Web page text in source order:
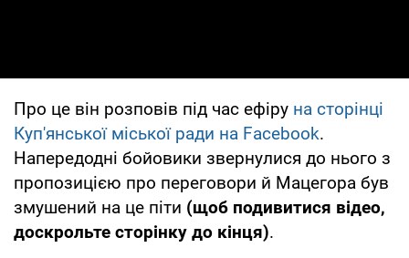
Про це він розповів під час ефіру на сторінці
Куп'янської міської ради на Facebook.
Напередодні бойовики звернулися до нього з
пропозицією про переговори й Мацегора був
змушений на це піти (щоб подивитися відео,
доскрольте сторінку до кінця).